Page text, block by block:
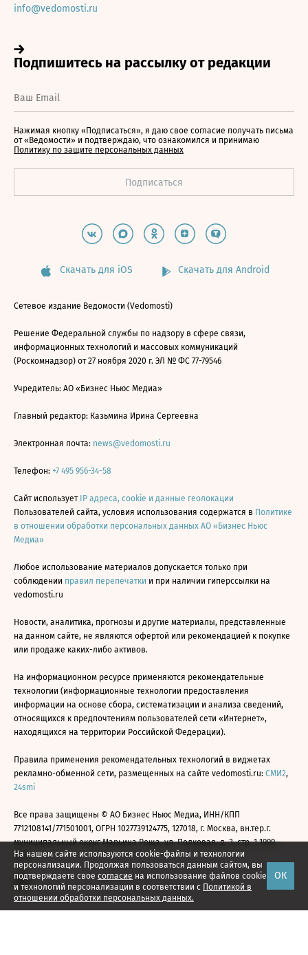
На нашем сайте используются cookie-файлы и технологии
персонализации. Продолжая пользоваться данным сайтом, вы
подтверждаете свое согласие на использование файлов cookie
и технологий персонализации в соответствии с Политикой в
отношении обработки персональных данных.
ОК
info@vedomosti.ru
Нажимая кнопку «Подписаться», я даю свое согласие получать письма
от «Ведомости» и подтверждаю, что ознакомился и принимаю
Политику по защите персональных данных
Скачать для iOS Скачать для Android
Сетевое издание Ведомости (Vedomosti)
Решение Федеральной службы по надзору в сфере связи,
информационных технологий и массовых коммуникаций
(Роскомнадзор) от 27 ноября 2020 г. ЭЛ № ФС 77-79546
Учредитель: АО «Бизнес Ньюс Медиа»
Главный редактор: Казьмина Ирина Сергеевна
Электронная почта: news@vedomosti.ru
Телефон: +7 495 956-34-58
Сайт использует IP адреса, cookie и данные геолокации
Пользователей сайта, условия использования содержатся в Политике
в отношении обработки персональных данных АО «Бизнес Ньюс
Медиа»
Любое использование материалов допускается только при
соблюдении правил перепечатки и при наличии гиперссылки на
vedomosti.ru
Новости, аналитика, прогнозы и другие материалы, представленные
на данном сайте, не являются офертой или рекомендацией к покупке
или продаже каких-либо активов.
На информационном ресурсе применяются рекомендательные
технологии (информационные технологии предоставления
информации на основе сбора, систематизации и анализа сведений,
относящихся к предпочтениям пользователей сети «Интернет»,
находящихся на территории Российской Федерации).
Правила применения рекомендательных технологий в виджетах
рекламно-обменной сети, размещенных на сайте vedomosti.ru: СМИ2,
24smi
Все права защищены © АО Бизнес Ньюс Медиа, ИНН/КПП
7712108141/771501001, ОГРН 1027739124775, 127018, г. Москва, вн.тер.г.
муниципальный округ Марьина Роща, ул. Полковая, д. 3, стр. 1 1999—
2026